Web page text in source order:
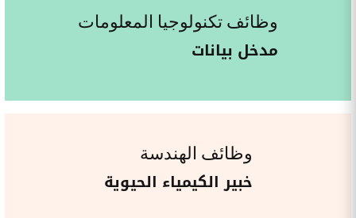
وظائف تكنولوجيا المعلومات
مدخل بيانات
وظائف الهندسة
خبير الكيمياء الحيوية